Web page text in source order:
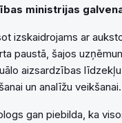
ministrijas
izskaidrojams ar
paustā, šajos
aizsardzības
un analīžu veikšanai.
gan piebilda, ka